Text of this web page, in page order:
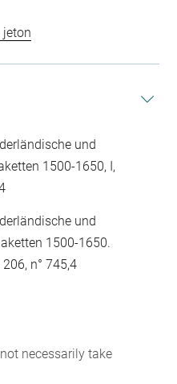
jeton
und
1500-1650, I,
und
1500-1650.
n° 745,4
necessarily take